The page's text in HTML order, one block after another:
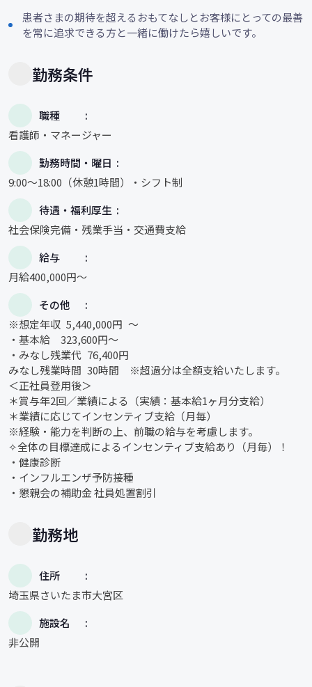
患者さまの期待を超えるおもてなしとお客様にとっての最善
を常に追求できる方と一緒に働けたら嬉しいです。
勤務条件
職種
看護師・マネージャー
勤務時間・曜日
9:00～18:00（休憩1時間）・シフト制
待遇・福利厚生
社会保険完備・残業手当・交通費支給
給与
月給400,000円〜
その他
※想定年収 5,440,000円 ～
・基本給 323,600円～
・みなし残業代 76,400円
みなし残業時間 30時間 ※超過分は全額支給いたします。
＜正社員登用後＞
＊賞与年2回／業績による（実績：基本給1ヶ月分支給）
＊業績に応じてインセンティブ支給（月毎）
※経験・能力を判断の上、前職の給与を考慮します。
✧全体の目標達成によるインセンティブ支給あり（月毎）！
・健康診断
・インフルエンザ予防接種
・懇親会の補助金 社員処置割引
勤務地
住所
埼玉県さいたま市大宮区
施設名
非公開